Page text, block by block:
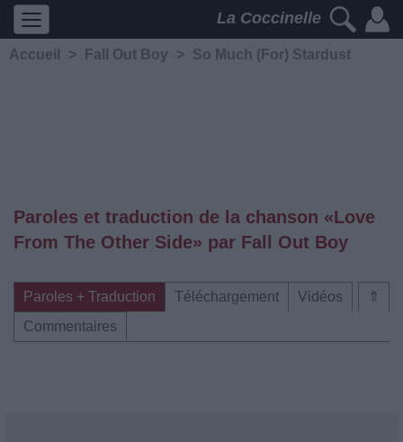
La Coccinelle
Accueil > Fall Out Boy > So Much (For) Stardust
Paroles et traduction de la chanson «Love
From The Other Side» par Fall Out Boy
⇑
Paroles + Traduction Téléchargement
Vidéos
Commentaires